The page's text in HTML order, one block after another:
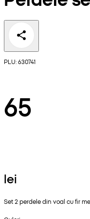
PLU: 630741
65
lei
Set 2 perdele din voal cu fir